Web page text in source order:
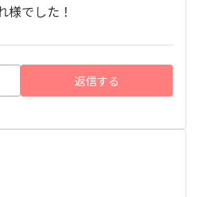
様でした！
返信する